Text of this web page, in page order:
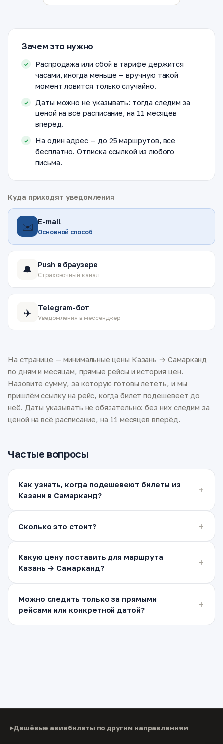
Зачем это нужно
Распродажа или сбой в тарифе держится
часами, иногда меньше — вручную такой
момент ловится только случайно.
Даты можно не указывать: тогда следим за
ценой на всё расписание, на 11 месяцев
вперёд.
На один адрес — до 25 маршрутов, все
бесплатно. Отписка ссылкой из любого
письма.
Куда приходят уведомления
✉️ E-mail
Основной способ
🔔 Push в браузере
Страховочный канал
✈️ Telegram-бот
Уведомления в мессенджер
На странице — минимальные цены Казань → Самарканд
по дням и месяцам, прямые рейсы и история цен.
Назовите сумму, за которую готовы лететь, и мы
пришлём ссылку на рейс, когда билет подешевеет до
неё. Даты указывать не обязательно: без них следим за
ценой на всё расписание, на 11 месяцев вперёд.
Частые вопросы
Как узнать, когда подешевеют билеты из
Казани в Самарканд?
Сколько это стоит?
Какую цену поставить для маршрута
Казань → Самарканд?
Можно следить только за прямыми
рейсами или конкретной датой?
Дешёвые авиабилеты по другим направлениям